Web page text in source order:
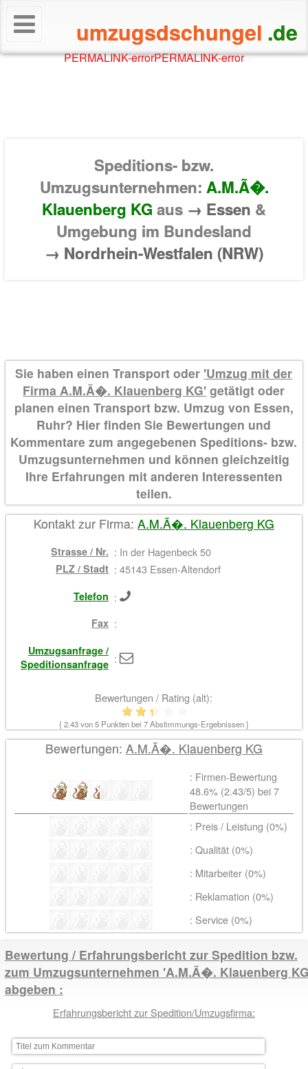
umzugsdschungel .de
PERMALINK-errorPERMALINK-error
Speditions- bzw.
Umzugsunternehmen: A.M.Ã�.
Klauenberg KG aus → Essen &
Umgebung im Bundesland
→ Nordrhein-Westfalen (NRW)
Sie haben einen Transport oder 'Umzug mit der
Firma A.M.Ã�. Klauenberg KG' getätigt oder
planen einen Transport bzw. Umzug von Essen,
Ruhr? Hier finden Sie Bewertungen und
Kommentare zum angegebenen Speditions- bzw.
Umzugsunternehmen und können gleichzeitig
Ihre Erfahrungen mit anderen Interessenten
teilen.
Kontakt zur Firma: A.M.Ã�. Klauenberg KG
Strasse / Nr. : In der Hagenbeck 50
PLZ / Stadt : 45143 Essen-Altendorf
Telefon :
Fax :
Umzugsanfrage /
Speditionsanfrage :
Bewertungen / Rating (alt):
{ 2.43von 5 Punkten bei 7Abstimmungs-Ergebnissen }
Bewertungen: A.M.Ã�. Klauenberg KG
: Firmen-Bewertung
48.6% (2.43/5) bei7
Bewertungen
: Preis / Leistung (0%)
: Qualität (0%)
: Mitarbeiter (0%)
: Reklamation (0%)
: Service (0%)
Bewertung / Erfahrungsbericht zur Spedition bzw.
zum Umzugsunternehmen 'A.M.Ã�. Klauenberg
abgeben
Erfahrungsbericht zur Spedition/Umzugsfirma: